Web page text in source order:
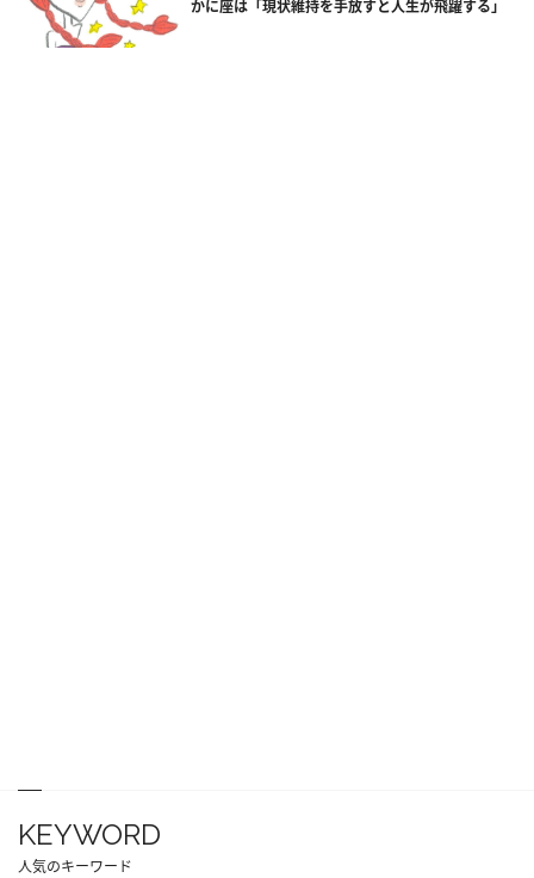
かに座は「現状維持を手放すと人生が飛躍する」
KEYWORD
人気のキーワード